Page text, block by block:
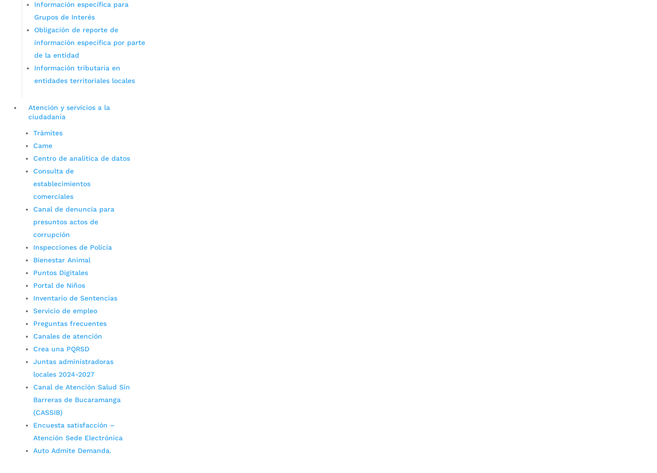
Información específica para
Grupos de Interés
Obligación de reporte de
información específica por parte
de la entidad
Información tributaria en
entidades territoriales locales
Atención y servicios a la
ciudadanía
Trámites
Came
Centro de analítica de datos
Consulta de
establecimientos
comerciales
Canal de denuncia para
presuntos actos de
corrupción
Inspecciones de Policía
Bienestar Animal
Puntos Digitales
Portal de Niños
Inventario de Sentencias
Servicio de empleo
Preguntas frecuentes
Canales de atención
Crea una PQRSD
Juntas administradoras
locales 2024-2027
Canal de Atención Salud Sin
Barreras de Bucaramanga
(CASSIB)
Encuesta satisfacción –
Atención Sede Electrónica
Auto Admite Demanda.